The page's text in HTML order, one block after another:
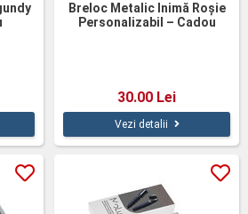
Breloc Metalic Inimă Roșie
Personalizabil – Cadou
30.00 Lei
Vezi detalii